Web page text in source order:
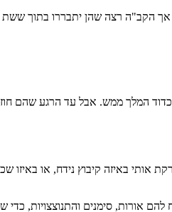
במשך אלף דור, אך הקב"ה רצה שהן
המלך ממש. אבל עד הרגע שהם
באיזה קיבוץ נידח, או באיזו
אורות, סימנים והתנוצצויות, כדי